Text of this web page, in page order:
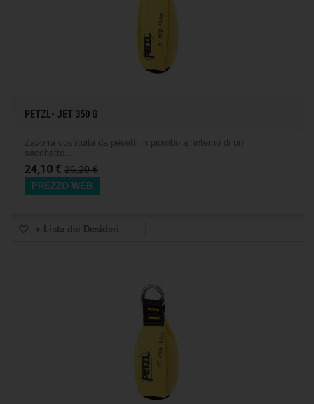
PETZL- JET 350 G
Zavorra costituita da pesetti in piombo all'interno di un
sacchetto...
24,10 € 26,20 €
PREZZO WEB
+ Lista dei Desideri